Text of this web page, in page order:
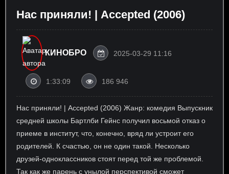
Нас приняли! | Accepted (2006)
КИНОБРО 2025-03-29 11:16
1:33:09 186 946
Нас приняли! | Accepted (2006) Жанр: комедия Выпускник
средней школы Бартлби Гейнс получил восьмой отказ о
приеме в институт, что, конечно, вряд ли устроит его
родителей. К счастью, он не один такой. Несколько
друзей-одноклассников стоят перед той же проблемой.
Так как же парень с унылой перспективой сможет